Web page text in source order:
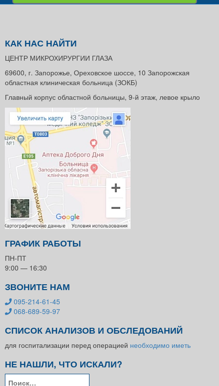
КАК НАС НАЙТИ
ЦЕНТР МИКРОХИРУРГИИ ГЛАЗА
69600, г. Запорожье, Ореховское шоссе, 10 Запорожская
областная клиническая больница (ЗОКБ)
Главный корпус областной больницы, 9-й этаж, левое крыло
ГРАФИК РАБОТЫ
ПН-ПТ
9:00 — 16:30
ЗВОНИТЕ НАМ
095-214-61-45
068-689-59-97
СПИСОК АНАЛИЗОВ И ОБСЛЕДОВАНИЙ
для госпитализации перед операцией необходимо иметь
НЕ НАШЛИ, ЧТО ИСКАЛИ?